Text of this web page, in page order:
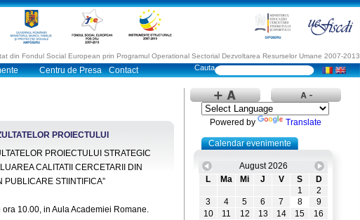
din Fondul Social European prin Programul Operational Sectorial Dezvoltarea Resurselor Umane 2007-2013
Centru de Presa Contact
PROIECTULUI
PROIECTULUI STRATEGIC
CALITATII CERCETARII DIN
PUBLICARE STIINTIFICA”
10.00, in Aula Academiei Romane.
Powered by Translate
Calendar evenimente
August 2026
L
Ma Mi J V S
D
1
2
3
4 5 6 7 8
9
10
11 12 13 14 15
16